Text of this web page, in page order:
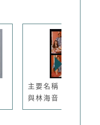
主要名稱：琦君夫婦
與林海音、...